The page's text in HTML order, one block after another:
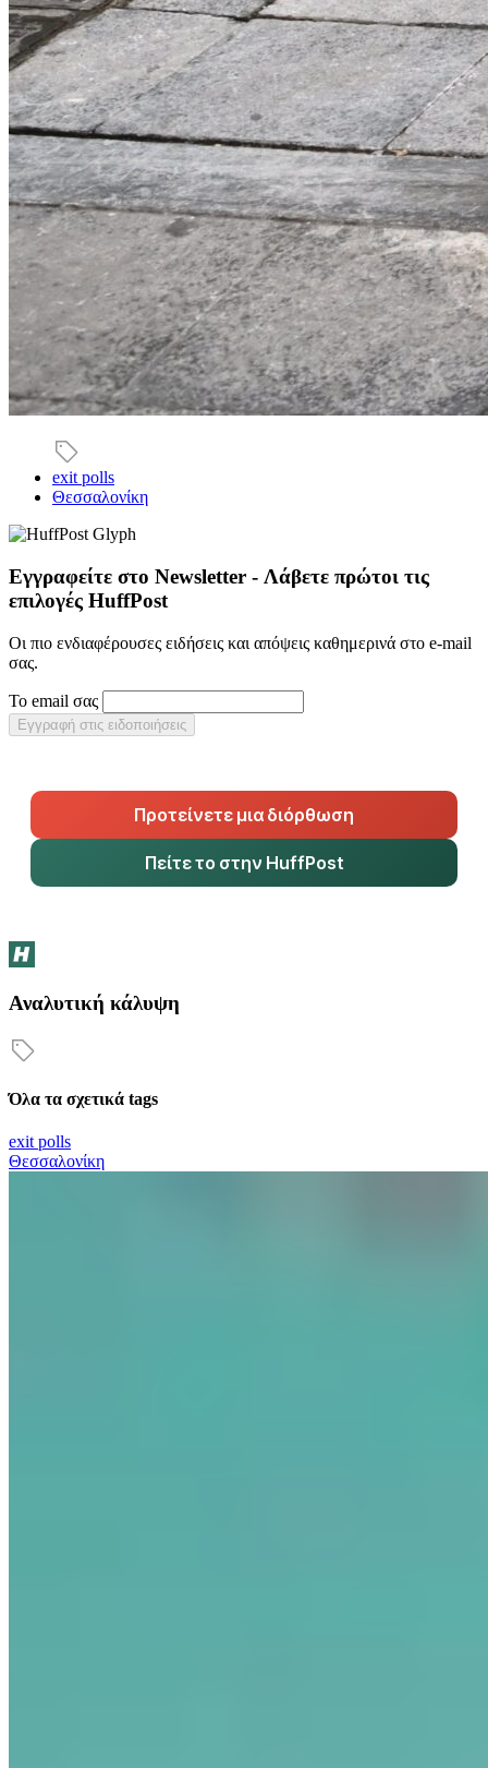
exit polls
Θεσσαλονίκη
Εγγραφείτε στο Newsletter - Λάβετε πρώτοι τις
επιλογές HuffPost
Οι πιο ενδιαφέρουσες ειδήσεις και απόψεις καθημερινά στο e-mail
σας.
Το email σας
Εγγραφή στις ειδοποιήσεις
Προτείνετε μια διόρθωση
Πείτε το στην HuffPost
Αναλυτική κάλυψη
Όλα τα σχετικά tags
exit polls
Θεσσαλονίκη